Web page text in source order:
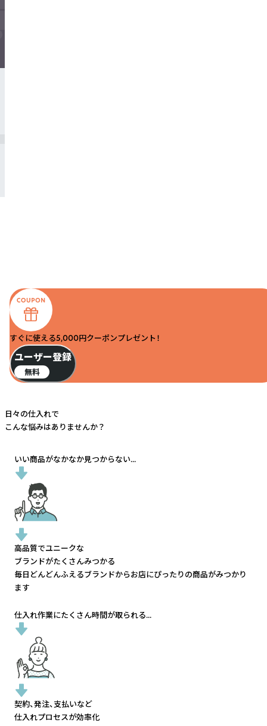
すぐに使える5,000円クーポンプレゼント！
ユーザー登録
無料
日々の仕入れで
こんな悩みはありませんか？
いい商品がなかなか見つからない...
高品質でユニークな
ブランドがたくさんみつかる
毎日どんどんふえるブランドからお店にぴったりの商品がみつかり
ます
仕入れ作業にたくさん時間が取られる...
契約、発注、支払いなど
仕入れプロセスが効率化